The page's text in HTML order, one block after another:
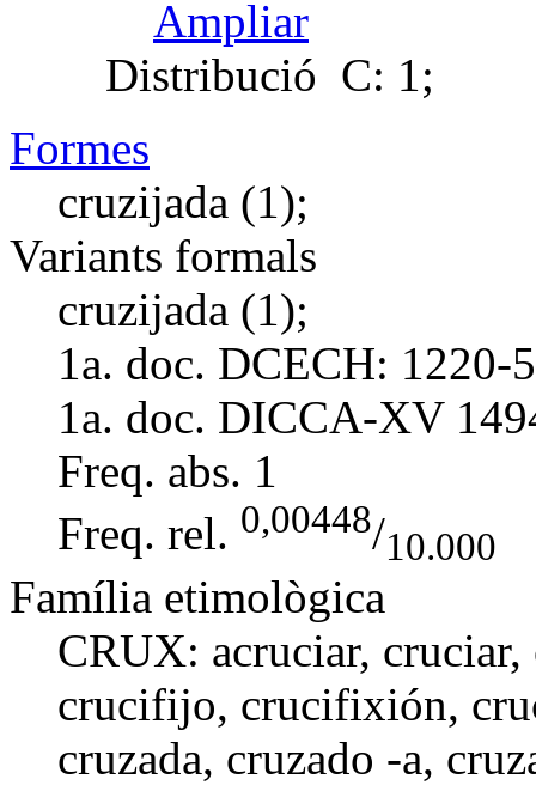
Ampliar
Distribució C: 1;
Formes
cruzijada (1);
Variants formals
cruzijada (1);
1a. doc. DCECH: 1220-
1a. doc. DICCA-XV
Freq. abs. 1
Freq. rel. 0,00448/10.000
Família etimològica
CRUX: acruciar, cruciar,
crucifijo, crucifixión,
cruzada, cruzado -a,